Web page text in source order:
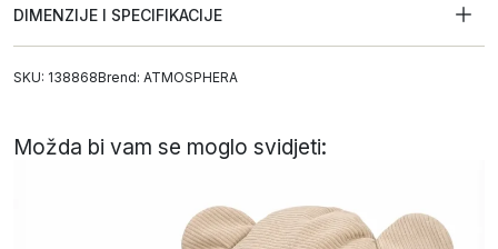
DIMENZIJE I SPECIFIKACIJE
SKU: 138868Brend: ATMOSPHERA
Možda bi vam se moglo svidjeti: